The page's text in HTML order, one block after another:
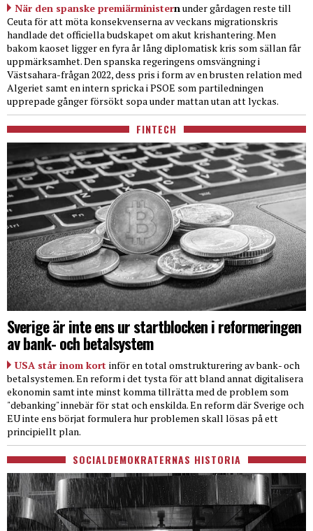
När den spanske premiärministernunder gårdagen reste till
Ceuta för att möta konsekvenserna av veckans migrationskris
handlade det officiella budskapet om akut krishantering. Men
bakom kaoset ligger en fyra år lång diplomatisk kris som sällan får
uppmärksamhet. Den spanska regeringens omsvängning i
Västsahara-frågan 2022, dess pris i form av en brusten relation med
Algeriet samt en intern spricka i PSOE som partiledningen
upprepade gånger försökt sopa under mattan utan att lyckas.
FINTECH
Sverige är inte ens ur startblocken i reformeringen
av bank- och betalsystem
USA står inom kort inför en total omstrukturering av bank- och
betalsystemen. En reform i det tysta för att bland annat digitalisera
ekonomin samt inte minst komma tillrätta med de problem som
"debanking" innebär för stat och enskilda. En reform där Sverige och
EU inte ens börjat formulera hur problemen skall lösas på ett
principiellt plan.
SOCIALDEMOKRATERNAS HISTORIA